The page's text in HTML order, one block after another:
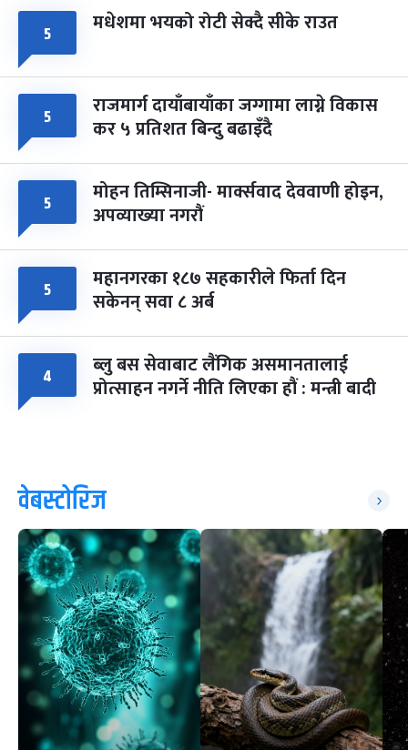
५ मधेशमा भयको रोटी सेक्दै सीके राउत
५ राजमार्ग दायाँबायाँका जग्गामा लाग्ने विकास
कर ५ प्रतिशत बिन्दु बढाइँदै
५ मोहन तिम्सिनाजी- मार्क्सवाद देववाणी होइन,
अपव्याख्या नगरौं
५ महानगरका १८७ सहकारीले फिर्ता दिन
सकेनन् सवा ८ अर्ब
४ ब्लु बस सेवाबाट लैंगिक असमानतालाई
प्रोत्साहन नगर्ने नीति लिएका हौं : मन्त्री बादी
वेबस्टोरिज